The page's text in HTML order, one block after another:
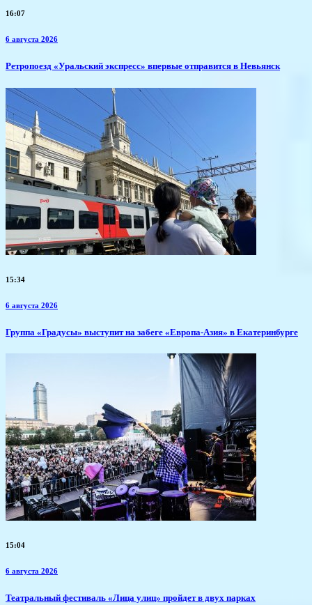
16:07
6 августа 2026
​Ретропоезд «Уральский экспресс» впервые отправится в Невьянск
15:34
6 августа 2026
​Группа «Градусы» выступит на забеге «Европа-Азия» в Екатеринбурге
15:04
6 августа 2026
​Театральный фестиваль «Лица улиц» пройдет в двух парках